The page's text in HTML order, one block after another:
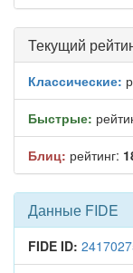
Текущий
Классические:
Быстрые:
Блиц: рейтинг:
Данные FIDE
FIDE ID: